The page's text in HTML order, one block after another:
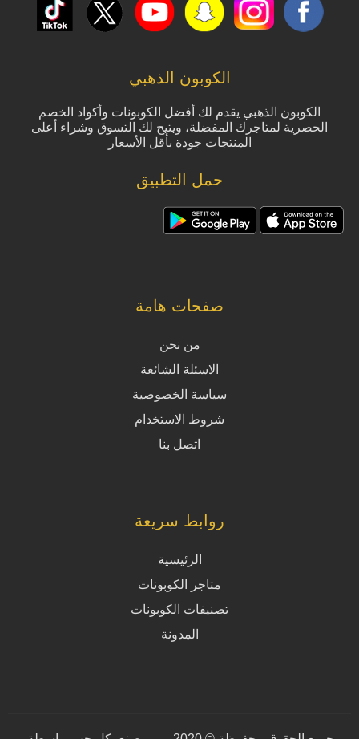
الكوبون الذهبي
الكوبون الذهبي يقدم لك أفضل الكوبونات وأكواد الخصم
الحصرية لمتاجرك المفضلة، ويتيح لك التسوق وشراء أعلى
المنتجات جودة بأقل الأسعار
حمل التطبيق
صفحات هامة
من نحن
الاسئلة الشائعة
سياسة الخصوصية
شروط الاستخدام
اتصل بنا
روابط سريعة
الرئيسية
متاجر الكوبونات
تصنيفات الكوبونات
المدونة